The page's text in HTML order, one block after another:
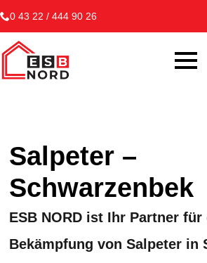
0 43 22 / 444 90 26
Salpeter –
Schwarzenbek
ESB NORD ist Ihr Partner für
Bekämpfung von Salpeter in